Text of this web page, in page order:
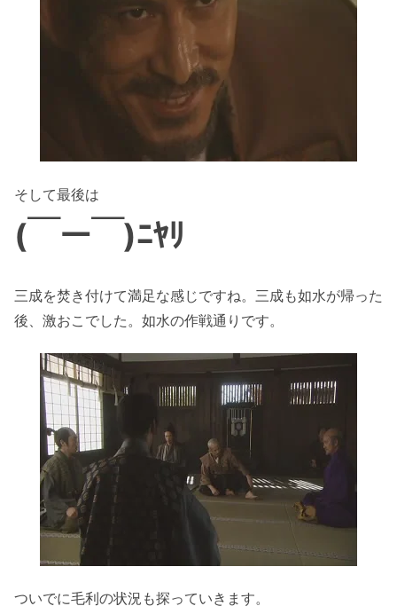
そして最後は
(￣ー￣)ﾆﾔﾘ
三成を焚き付けて満足な感じですね。三成も如水が帰った
後、激おこでした。如水の作戦通りです。
ついでに毛利の状況も探っていきます。